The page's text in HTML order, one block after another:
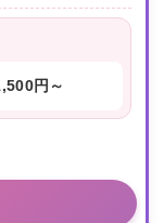
円～